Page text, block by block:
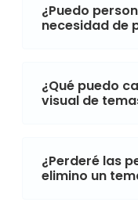
¿Puedo
necesidad de
¿Qué puedo
visual de
¿Perderé las
elimino un